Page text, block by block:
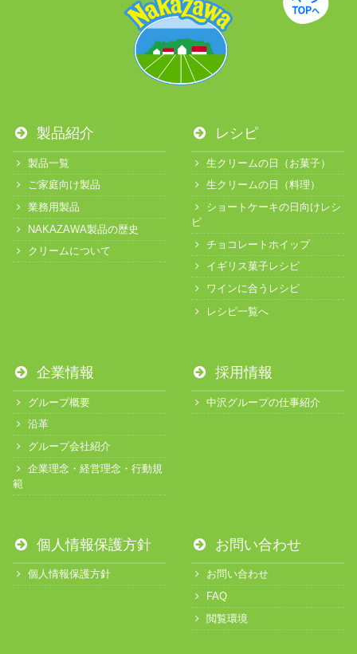
製品紹介
製品一覧
ご家庭向け製品
業務用製品
NAKAZAWA製品の歴史
クリームについて
レシピ
生クリームの日（お菓子）
生クリームの日（料理）
ショートケーキの日向けレシ
ピ
チョコレートホイップ
イギリス菓子レシピ
ワインに合うレシピ
レシピ一覧へ
企業情報
グループ概要
沿革
グループ会社紹介
企業理念・経営理念・行動規
範
採用情報
中沢グループの仕事紹介
個人情報保護方針
個人情報保護方針
お問い合わせ
お問い合わせ
FAQ
閲覧環境